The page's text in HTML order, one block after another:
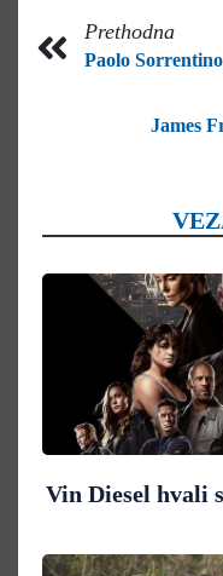
Prethodna
Paolo
James
Vin Diesel hvali